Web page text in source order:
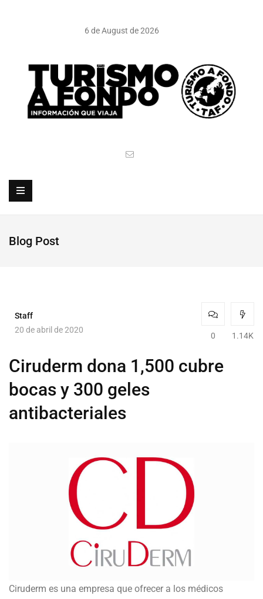
6 de August de 2026
Blog Post
Staff
20 de abril de 2020
0 1.14K
Ciruderm dona 1,500 cubre
bocas y 300 geles
antibacteriales
Ciruderm es una empresa que ofrecer a los médicos